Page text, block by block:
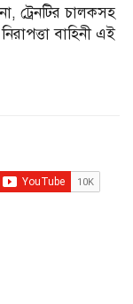
ট্রেনটির চালকসহ
বাহিনী এই